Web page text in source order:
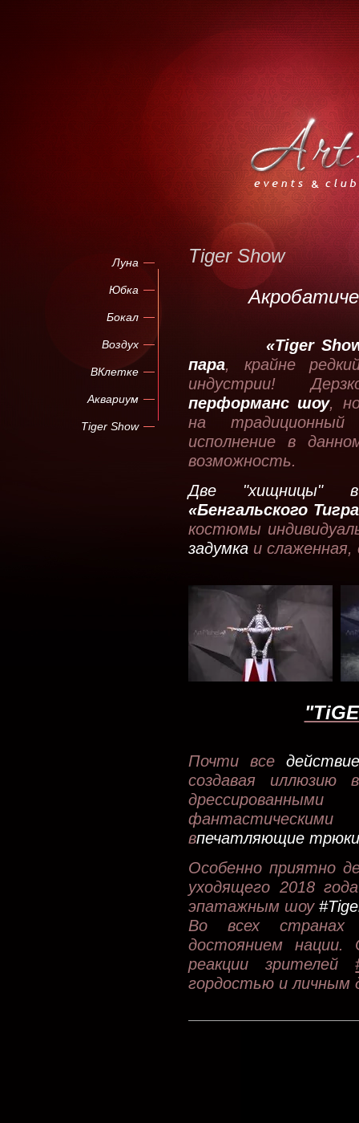
Луна
Юбка
Бокал
Воздух
ВКлетке
Аквариум
Tiger Show
Tiger Show
«Tiger
пара, крайне
индустрии!
перформанс шоу,
на
исполнение в
возможность.
Две "хищницы" в
«Бенгальского
костюмы
задумка и
Почти все
создавая иллюзию
впечатляющие трюки
Особенно приятно
уходящего 2018
эпатажным шоу
Во всех
достоянием
реакции зрителей
гордостью и личным